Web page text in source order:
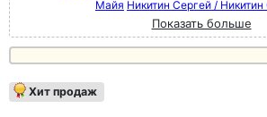
Майя Никитин Сергей /
Показать больше
Хит продаж